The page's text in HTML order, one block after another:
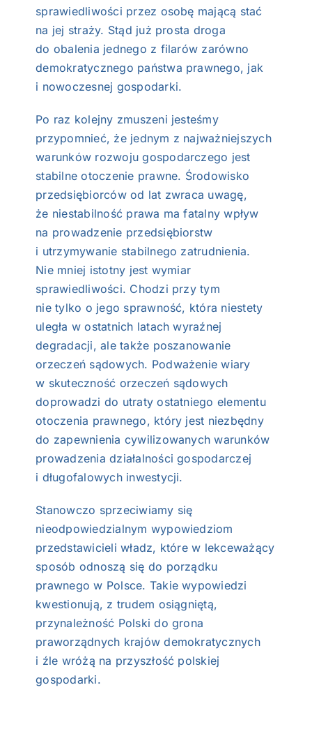
sprawiedliwości przez osobę mającą stać
na jej straży. Stąd już prosta droga
do obalenia jednego z filarów zarówno
demokratycznego państwa prawnego, jak
i nowoczesnej gospodarki.
Po raz kolejny zmuszeni jesteśmy
przypomnieć, że jednym z najważniejszych
warunków rozwoju gospodarczego jest
stabilne otoczenie prawne. Środowisko
przedsiębiorców od lat zwraca uwagę,
że niestabilność prawa ma fatalny wpływ
na prowadzenie przedsiębiorstw
i utrzymywanie stabilnego zatrudnienia.
Nie mniej istotny jest wymiar
sprawiedliwości. Chodzi przy tym
nie tylko o jego sprawność, która niestety
uległa w ostatnich latach wyraźnej
degradacji, ale także poszanowanie
orzeczeń sądowych. Podważenie wiary
w skuteczność orzeczeń sądowych
doprowadzi do utraty ostatniego elementu
otoczenia prawnego, który jest niezbędny
do zapewnienia cywilizowanych warunków
prowadzenia działalności gospodarczej
i długofalowych inwestycji.
Stanowczo sprzeciwiamy się
nieodpowiedzialnym wypowiedziom
przedstawicieli władz, które w lekceważący
sposób odnoszą się do porządku
prawnego w Polsce. Takie wypowiedzi
kwestionują, z trudem osiągniętą,
przynależność Polski do grona
praworządnych krajów demokratycznych
i źle wróżą na przyszłość polskiej
gospodarki.